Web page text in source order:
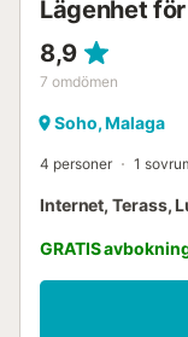
Lägenhet
8,9
7 omdömen
Soho, Malaga
4 personer 1
Internet, Terass,
GRATIS